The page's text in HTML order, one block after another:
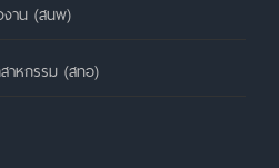
งาน (สนพ)
าหกรรม (สทอ)